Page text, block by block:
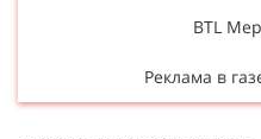
BTL
Реклама в